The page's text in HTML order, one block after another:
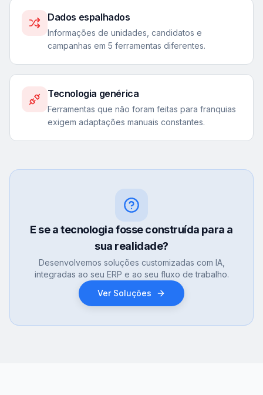
Dados espalhados
Informações de unidades, candidatos e
campanhas em 5 ferramentas diferentes.
Tecnologia genérica
Ferramentas que não foram feitas para franquias
exigem adaptações manuais constantes.
E se a tecnologia fosse construída para a
sua realidade?
Desenvolvemos soluções customizadas com IA,
integradas ao seu ERP e ao seu fluxo de trabalho.
Ver Soluções